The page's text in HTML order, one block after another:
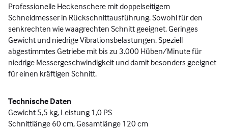
Professionelle Heckenschere mit doppelseitigem
Schneidmesser in Rückschnittausführung. Sowohl für den
senkrechten wie waagrechten Schnitt geeignet. Geringes
Gewicht und niedrige Vibrationsbelastungen. Speziell
abgestimmtes Getriebe mit bis zu 3.000 Hüben/Minute für
niedrige Messergeschwindigkeit und damit besonders geeignet
für einen kräftigen Schnitt.
Technische Daten
Gewicht 5,5 kg, Leistung 1,0 PS
Schnittlänge 60 cm, Gesamtlänge 120 cm